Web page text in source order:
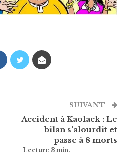
SUIVANT
Accident à Kaolack : Le
bilan s’alourdit et
passe à 8 morts